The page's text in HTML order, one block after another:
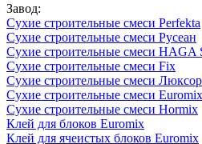
Завод:
Сухие строительные смеси Perfekta
Сухие строительные смеси Русеан
Сухие строительные смеси HAGA
Сухие строительные смеси Fix
Сухие строительные смеси Люксор
Сухие строительные смеси Euromix
Сухие строительные смеси Hormix
Клей для блоков Euromix
Клей для ячеистых блоков Euromix